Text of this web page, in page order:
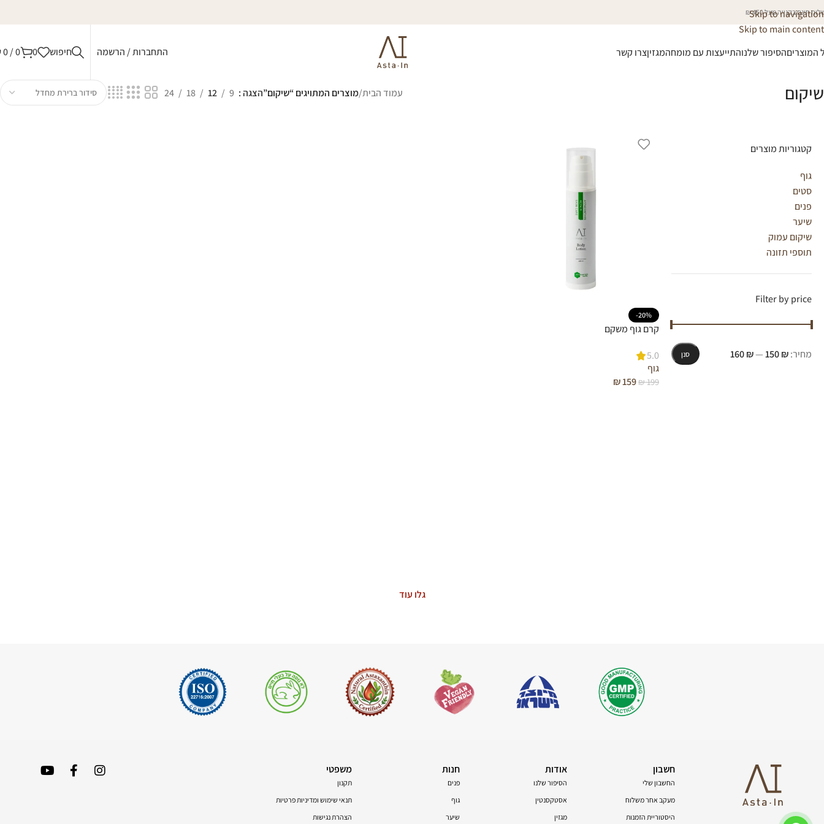
Skip to navigation
Skip to main content
חינם בקנייה מעל 450 ₪
המוצריםהסיפור שלנוהתייעצות עם מומחהמגזיןצרו קשר התחברות / הרשמה חיפוש 0
0
/
0
שיקום עמוד הבית/מוצרים המתויגים “שיקום”הצגה 9
12
18
24
קטגוריות מוצרים
גוף
סטים
פנים
שיער
שיקום עמוק
תוספי תזונה
Filter by price
סנן מחיר:₪ 150
—
₪ 160
-20%
קרם גוף משקם
5.0
גוף
₪199
₪159
גלו עוד
חשבון
החשבון שלי
מעקב אחר משלוח
היסטוריית הזמנות
אודות
הסיפור שלנו
אסטקסנטין
מגזין
חנות
פנים
גוף
שיער
משפטי
תקנון
תנאי שימוש ומדיניות פרטיות
הצהרת נגישות